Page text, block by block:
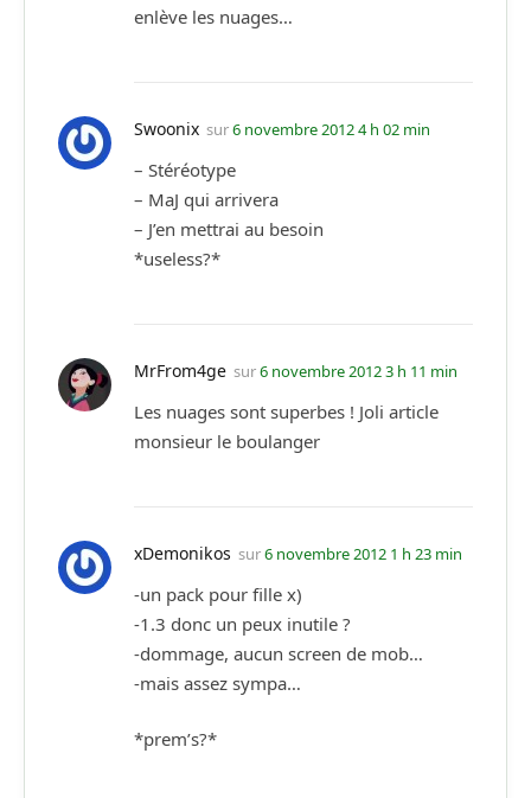
enlève les nuages…
Swoonix sur6 novembre 2012 4 h 02 min
– Stéréotype
– MaJ qui arrivera
– J’en mettrai au besoin
*useless?*
MrFrom4ge sur6 novembre 2012 3 h 11 min
Les nuages sont superbes ! Joli article
monsieur le boulanger
xDemonikos sur6 novembre 2012 1 h 23 min
-un pack pour fille x)
-1.3 donc un peux inutile ?
-dommage, aucun screen de mob…
-mais assez sympa…
*prem’s?*